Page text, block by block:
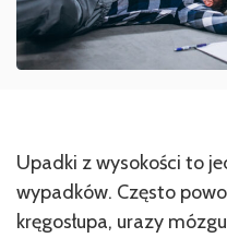
Upadki z wysokości to
wypadków. Często
kręgosłupa, urazy